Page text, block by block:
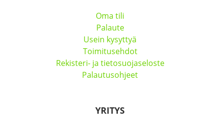
Oma tili
Palaute
Usein kysyttyä
Toimitusehdot
Rekisteri- ja tietosuojaseloste
Palautusohjeet
YRITYS